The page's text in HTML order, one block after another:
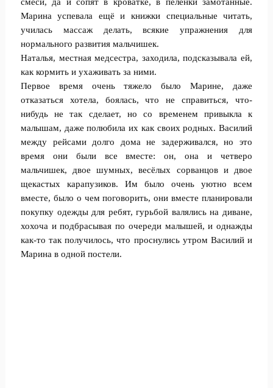
Марина успевала ещё и книжки специальные читать,
училась массаж делать, всякие упражнения для
нормального развития мальчишек.
Наталья, местная медсестра, заходила, подсказывала ей,
как кормить и ухаживать за ними.
Первое время очень тяжело было Марине, даже
отказаться хотела, боялась, что не справиться, что-
нибудь не так сделает, но со временем привыкла к
малышам, даже полюбила их как своих родных. Василий
между рейсами долго дома не задерживался, но это
время они были все вместе: он, она и четверо
мальчишек, двое шумных, весёлых сорванцов и двое
щекастых карапузиков. Им было очень уютно всем
вместе, было о чем поговорить, они вместе планировали
покупку одежды для ребят, гурьбой валялись на диване,
хохоча и подбрасывая по очереди малышей, и однажды
как-то так получилось, что проснулись утром Василий и
Марина в одной постели.